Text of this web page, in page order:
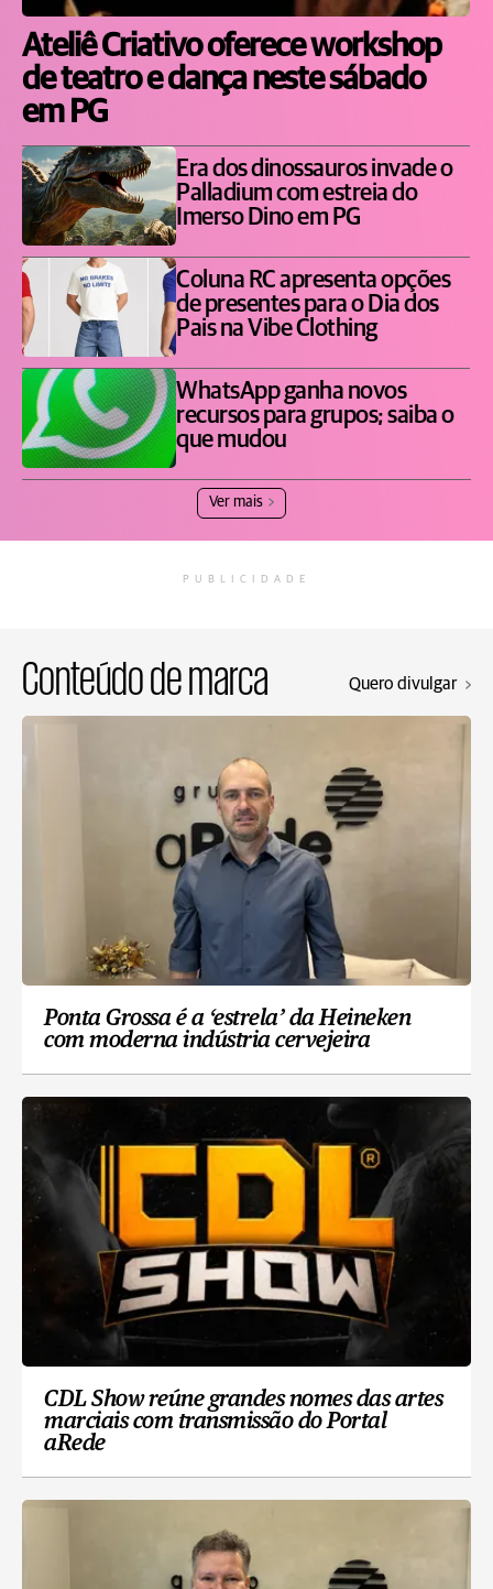
Ateliê Criativo oferece workshop
de teatro e dança neste sábado
em PG
Era dos dinossauros invade o
Palladium com estreia do
Imerso Dino em PG
Coluna RC apresenta opções
de presentes para o Dia dos
Pais na Vibe Clothing
WhatsApp ganha novos
recursos para grupos; saiba o
que mudou
Ver mais
PUBLICIDADE
Conteúdo de marca Quero divulgar
Ponta Grossa é a ‘estrela’ da Heineken
com moderna indústria cervejeira
CDL Show reúne grandes nomes das artes
marciais com transmissão do Portal
aRede